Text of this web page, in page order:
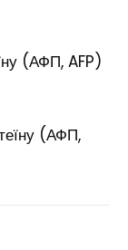
(АФП, AFP)
(АФП,